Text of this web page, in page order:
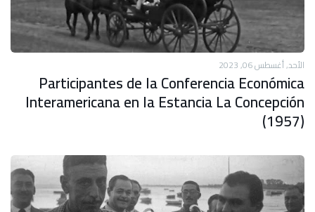
الأحد, أغسطس 06, 2023
Participantes de la Conferencia Económica
Interamericana en la Estancia La Concepción
(1957)